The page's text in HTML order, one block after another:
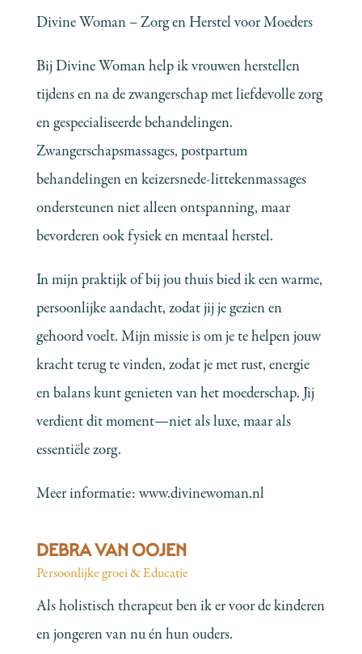
Divine Woman – Zorg en Herstel voor Moeders
Bij Divine Woman help ik vrouwen herstellen
tijdens en na de zwangerschap met liefdevolle zorg
en gespecialiseerde behandelingen.
Zwangerschapsmassages, postpartum
behandelingen en keizersnede-littekenmassages
ondersteunen niet alleen ontspanning, maar
bevorderen ook fysiek en mentaal herstel.
In mijn praktijk of bij jou thuis bied ik een warme,
persoonlijke aandacht, zodat jij je gezien en
gehoord voelt. Mijn missie is om je te helpen jouw
kracht terug te vinden, zodat je met rust, energie
en balans kunt genieten van het moederschap. Jij
verdient dit moment—niet als luxe, maar als
essentiële zorg.
Meer informatie:www.divinewoman.nl
DEBRA VAN OOJEN
Persoonlijke groei & Educatie
Als holistisch therapeut ben ik er voor de kinderen
en jongeren van nu én hun ouders.